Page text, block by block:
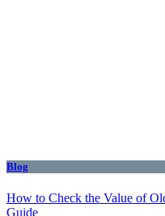
Blog
How to Check the Value of
Guide